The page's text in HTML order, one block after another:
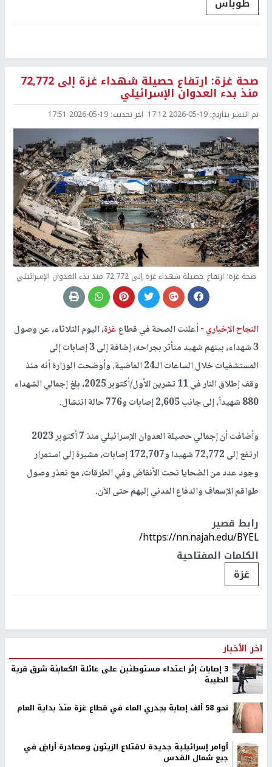
صحة غزة: ارتفاع حصيلة شهداء غزة إلى 72,772
منذ بدء العدوان الإسرائيلي
تم النشر بتاريخ: 2026-05-19 17:12 اخر تحديث: 2026-05-19 17:51
صحة غزة: ارتفاع حصيلة شهداء غزة إلى 72,772 منذ بدء العدوان الإسرائيلي
النجاح الإخباري -أعلنت الصحة في قطاعغزة، اليوم الثلاثاء، عن وصول
3 شهداء، بينهم شهيد متأثر بجراحه، إضافة إلى 3 إصابات إلى
المستشفيات خلال الساعات الـ24 الماضية. وأوضحت الوزارة أنه منذ
وقف إطلاق النار في 11 تشرين الأول/أكتوبر 2025، بلغ إجمالي الشهداء
880 شهيداً، إلى جانب 2,605 إصابات و776 حالة انتشال.
وأضافت أن إجمالي حصيلة العدوان الإسرائيلي منذ 7 أكتوبر 2023
ارتفع إلى 72,772 شهيدا و172,707 إصابات، مشيرة إلى استمرار
وجود عدد من الضحايا تحت الأنقاض وفي الطرقات، مع تعذر وصول
طواقم الإسعاف والدفاع المدني إليهم حتى الآن.
رابط قصير
https://nn.najah.edu/BYEL/
الكلمات المفتاحية
غزة
اخر الأخبار
‏3 إصابات إثر اعتداء مستوطنين على عائلة الكعابنة شرق قرية
الطيبة
نحو 58 ألف إصابة بجدري الماء في قطاع غزة منذ بداية العام
أوامر إسرائيلية جديدة لاقتلاع الزيتون ومصادرة أراضٍ في
جبع شمال القدس